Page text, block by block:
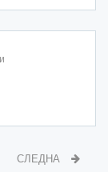
СЛЕДНА